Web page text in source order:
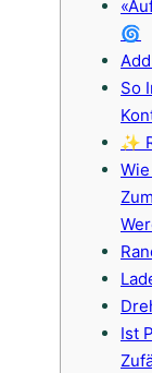
🌀
So
✨
Ist